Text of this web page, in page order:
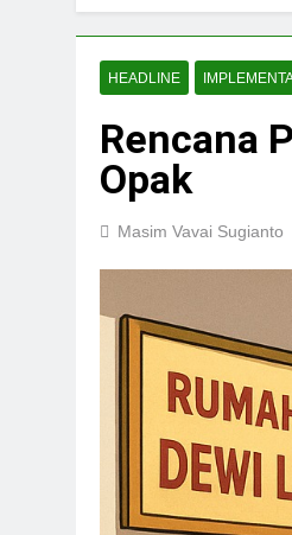
HEADLINE
Rencana
Opak
Masim Vavai Sugianto